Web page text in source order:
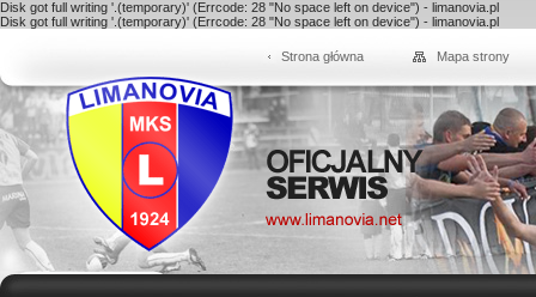
Disk got full writing '.(temporary)' (Errcode: 28 "No space left on device") - limanovia.pl
Disk got full writing '.(temporary)' (Errcode: 28 "No space left on device") - limanovia.pl
Strona główna Mapa strony